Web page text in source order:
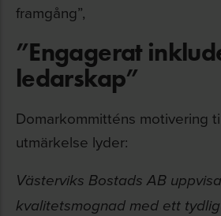
framgång”,
”Engagerat
ledarskap”
Domarkommitténs motivering
utmärkelse lyder:
Västerviks Bostads AB
kvalitetsmognad med ett